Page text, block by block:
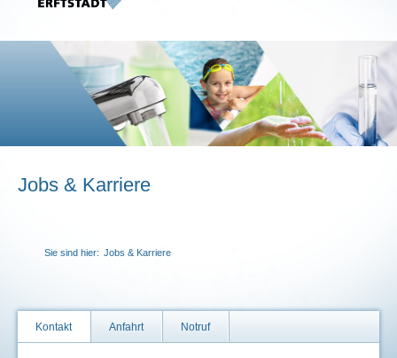
Jobs & Karriere
Sie sind hier: Jobs & Karriere
Kontakt Anfahrt Notruf